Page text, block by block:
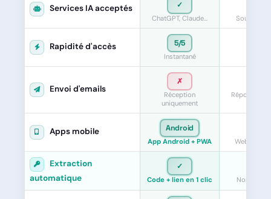
Services IA acceptés ✓
ChatGPT, Claude… Souvent
Rapidité d'accès 5/5
Instantané
Envoi d'emails
✗
Réception
uniquement
Réponse
Apps mobile Android
App Android + PWA Web
Extraction
automatique
✓
Code + lien en 1 clic Non